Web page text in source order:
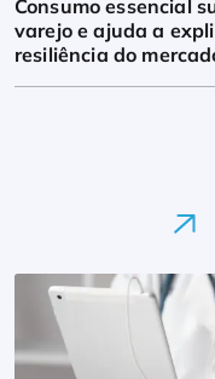
Consumo essencial
varejo e ajuda a
resiliência do